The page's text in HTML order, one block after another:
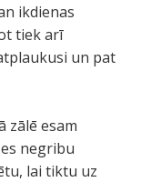
ikdienas
tiek arī
un pat
zālē esam
negribu
lai tiktu uz